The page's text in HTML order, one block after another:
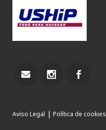
Aviso Legal | Política de cookies